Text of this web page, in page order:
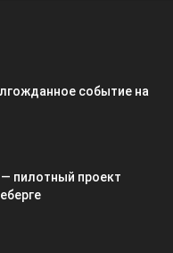
событие на
пилотный проект